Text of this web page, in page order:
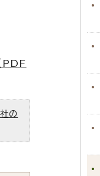
PDF
の